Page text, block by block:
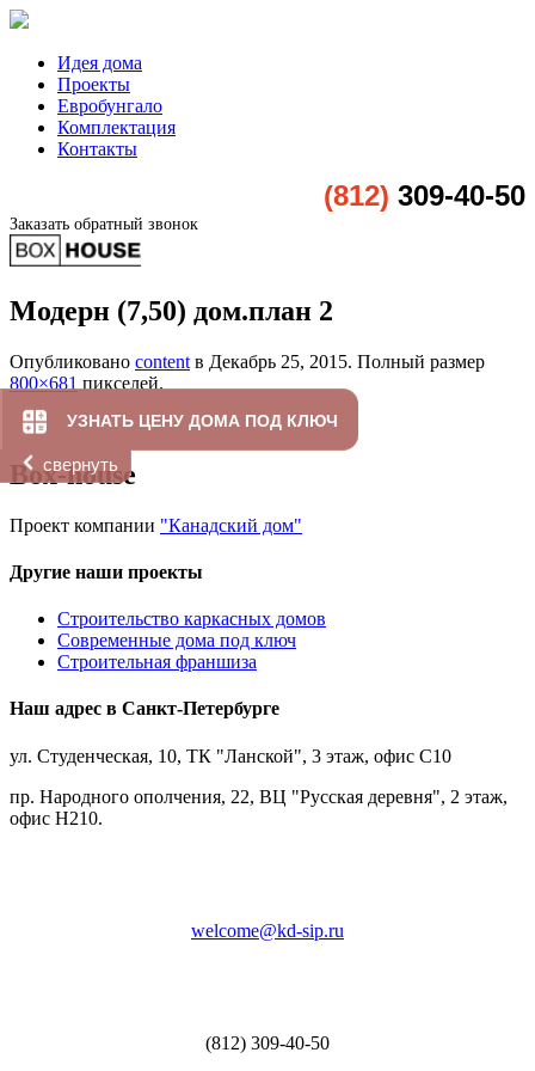
УЗНАТЬ ЦЕНУ ДОМА ПОД КЛЮЧ
свернуть
Идея дома
Проекты
Евробунгало
Комплектация
Контакты
(812) 309-40-50
Заказать обратный звонок
Модерн (7,50) дом.план 2
Опубликовано content в Декабрь 25, 2015. Полный размер
800×681 пикселей.
Box-house
Проект компании "Канадский дом"
Другие наши проекты
Строительство каркасных домов
Современные дома под ключ
Строительная франшиза
Наш адрес в Санкт-Петербурге
ул. Студенческая, 10, ТК "Ланской", 3 этаж, офис С10
пр. Народного ополчения, 22, ВЦ "Русская деревня", 2 этаж,
офис Н210.
welcome@kd-sip.ru
(812) 309-40-50